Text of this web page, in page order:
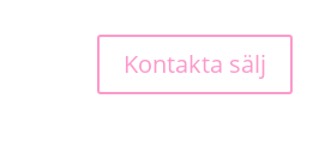
Kontakta sälj